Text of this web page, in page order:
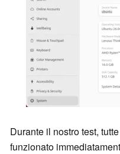
Durante il nostro test,
funzionato